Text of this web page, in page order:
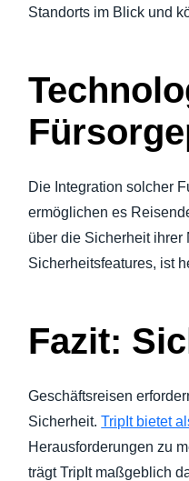
Standorts im Blick und
Die Integration solcher
ermöglichen es
über die Sicherheit ihrer
Sicherheitsfeatures, ist
Fazit:
Geschäftsreisen
Sicherheit.TripIt bietet
Herausforderungen zu
trägt TripIt maßgeblich